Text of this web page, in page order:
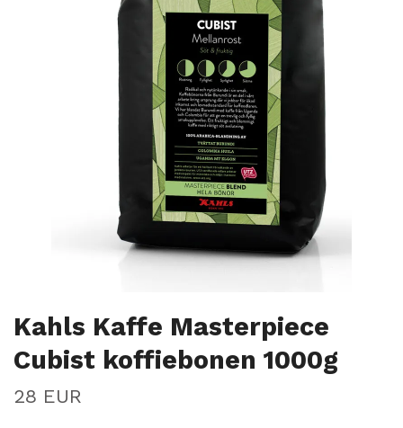
Kahls Kaffe Masterpiece
Cubist koffiebonen 1000g
28 EUR